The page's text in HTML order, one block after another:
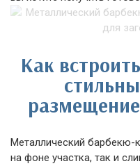
Как
Металлический барбекю-
на фоне участка, так и